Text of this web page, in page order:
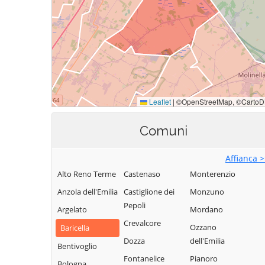
Comuni
Affianca
Alto Reno Terme
Anzola dell'Emilia
Argelato
Baricella
Bentivoglio
Castenaso
Castiglione dei
Pepoli
Crevalcore
Dozza
Fontanelice
Monterenzio
Monzuno
Mordano
Ozzano
dell'Emilia
Pianoro